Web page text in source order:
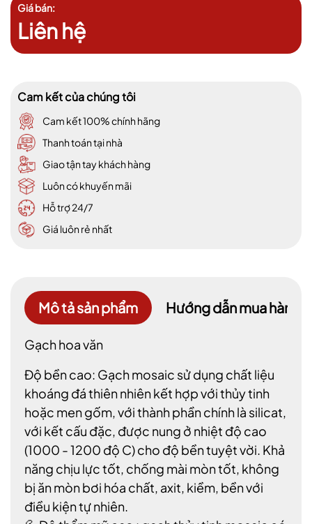
Giá bán:
Liên hệ
Cam kết của chúng tôi
Cam kết 100% chính hãng
Thanh toán tại nhà
Giao tận tay khách hàng
Luôn có khuyến mãi
Hỗ trợ 24/7
Giá luôn rẻ nhất
Mô tả sản phẩm Hướng dẫn mua hàng
Gạch hoa văn
Độ bền cao: Gạch mosaic sử dụng chất liệu
khoáng đá thiên nhiên kết hợp với thủy tinh
hoặc men gốm, với thành phần chính là silicat,
với kết cấu đặc, được nung ở nhiệt độ cao
(1000 - 1200 độ C) cho độ bền tuyệt vời. Khả
năng chịu lực tốt, chống mài mòn tốt, không
bị ăn mòn bơi hóa chất, axit, kiềm, bền với
điều kiện tự nhiên.